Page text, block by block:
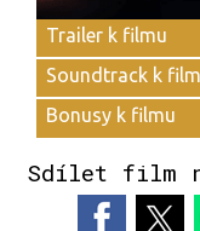
Trailer k filmu
Soundtrack k
Bonusy k filmu
Sdílet film